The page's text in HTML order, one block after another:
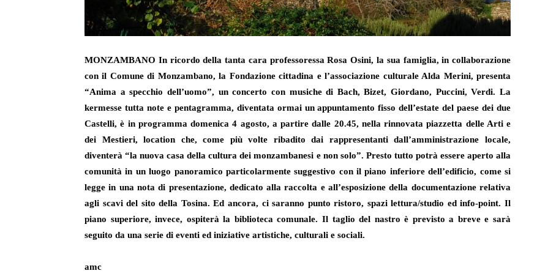
MONZAMBANO In ricordo della tanta cara professoressa RosaOsini, la sua famiglia, in collaborazione
conil Comune di Monzambano,la Fondazione cittadina el’associazione culturale Alda Merini, presenta
“Anima a specchio dell’uomo”, un concerto con musichedi Bach, Bizet, Giordano, Puccini, Verdi.La
kermesse tutta note e pentagramma, diventata ormai un appuntamento fisso dell’estate del paese dei due
Castelli, è in programma domenica 4 agosto, a partire dalle 20.45, nella rinnovata piazzetta delle Arti e
dei Mestieri, location che, come più volte ribadito dai rappresentanti dall’amministrazione locale,
diventerà “la nuova casa della cultura dei monzambanesi e non solo”. Presto tutto potrà essere aperto alla
comunità in un luogo panoramico particolarmente suggestivo con il piano inferioredell’edificio, comesi
legge in una nota di presentazione, dedicato alla raccolta e all’esposizione della documentazione relativa
agli scavi del sito della Tosina. Ed ancora, ci saranno punto ristoro, spazi lettura/studio ed info-point. Il
piano superiore, invece, ospiterà la biblioteca comunale. Il taglio del nastro è previsto a breve e sarà
seguito da una serie di eventi ed iniziative artistiche, culturali e sociali.
amc